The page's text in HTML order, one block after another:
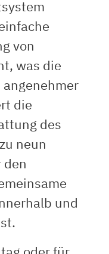
von
was die
angenehmer
die
des
neun
den
und